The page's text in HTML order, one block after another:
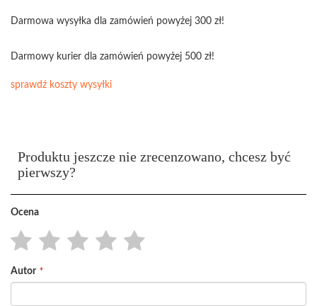
Darmowa wysyłka dla zamówień powyżej 300 zł!
Darmowy kurier dla zamówień powyżej 500 zł!
sprawdź koszty wysyłki
Produktu jeszcze nie zrecenzowano, chcesz być
pierwszy?
Ocena
star
stars
stars
stars
stars
Autor